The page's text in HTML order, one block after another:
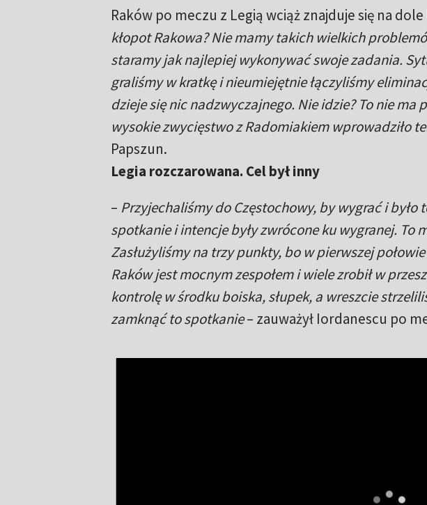
Raków po meczu z Legią wciąż znajduje się na
kłopot Rakowa? Nie mamy takich wielkich
staramy jak najlepiej wykonywać swoje zadania.
graliśmy w kratkę i nieumiejętnie łączyliśmy
dzieje się nic nadzwyczajnego. Nie idzie? To nie ma
wysokie zwycięstwo z Radomiakiem wprowadziło
Papszun.
Legia rozczarowana. Cel był inny
– Przyjechaliśmy do Częstochowy, by wygrać i
spotkanie i intencje były zwrócone ku wygranej. To
Zasłużyliśmy na trzy punkty, bo w pierwszej
Raków jest mocnym zespołem i wiele zrobił w
kontrolę w środku boiska, słupek, a wreszcie
zamknąć to spotkanie– zauważył Iordanescu po